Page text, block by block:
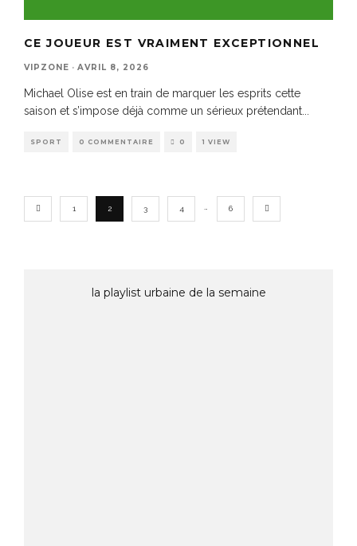
CE JOUEUR EST VRAIMENT EXCEPTIONNEL
VIPZONE · AVRIL 8, 2026
Michael Olise est en train de marquer les esprits cette
saison et s’impose déjà comme un sérieux prétendant
SPORT 0 COMMENTAIRE 0 1 VIEW
1 2 3 4 6
la playlist urbaine de la semaine